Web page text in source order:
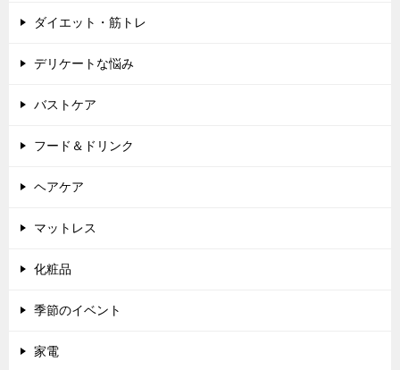
ダイエット・筋トレ
デリケートな悩み
バストケア
フード＆ドリンク
ヘアケア
マットレス
化粧品
季節のイベント
家電